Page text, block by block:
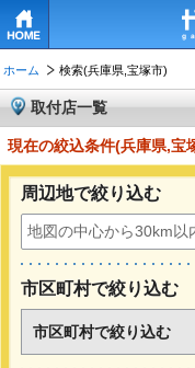
ホーム 検索(兵庫県,宝塚市)
取付店一覧
現在の絞込条件(兵庫県,宝
周辺地で絞り込む
市区町村で絞り込む
市区町村で絞り込む